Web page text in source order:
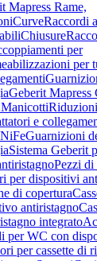
Mapress Rame,
CurveRaccordi
Chiusure
per
per
Geberit Mapress
ManicottiRiduzioni
e
Guarnizioni
Sistema Geberit
Pezzi
per dispositivi
di copertura
antiristagno
integrato
per WC con
per cassette di